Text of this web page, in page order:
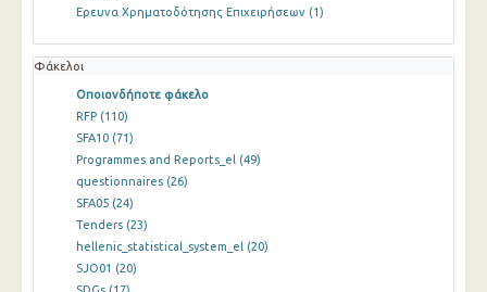
Ερευνα Χρηματοδότησης Επιχειρήσεων (1)
Φάκελοι
Οποιονδήποτε φάκελο
RFP (110)
SFA10 (71)
Programmes and Reports_el (49)
questionnaires (26)
SFA05 (24)
Tenders (23)
hellenic_statistical_system_el (20)
SJO01 (20)